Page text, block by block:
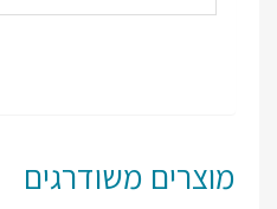
מוצרים משודרגים